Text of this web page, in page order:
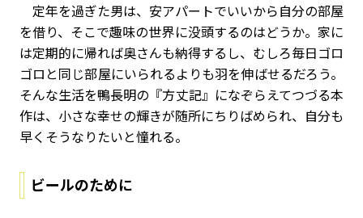
定年を過ぎた男は、安アパートでいいから自分の部屋
を借り、そこで趣味の世界に没頭するのはどうか。家に
は定期的に帰れば奥さんも納得するし、むしろ毎日ゴロ
ゴロと同じ部屋にいられるよりも羽を伸ばせるだろう。
そんな生活を鴨長明の『方丈記』になぞらえてつづる本
作は、小さな幸せの輝きが随所にちりばめられ、自分も
早くそうなりたいと憧れる。
ビールのために